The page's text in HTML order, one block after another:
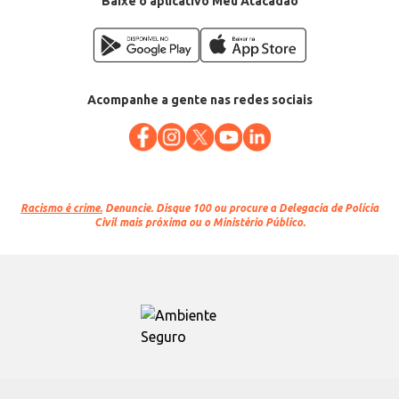
Acompanhe a gente nas redes sociais
Racismo é crime. Denuncie. Disque 100 ou procure a Delegacia de Polícia
Civil mais próxima ou o Ministério Público.